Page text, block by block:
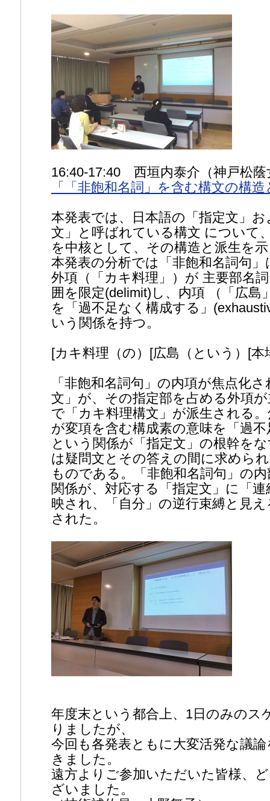
16:40-17:40 西垣内泰介（神戸松蔭
「「非飽和名詞」を含む構文の構
本発表では、日本語の「指定文」
文」と呼ばれている構文 について
を中核として、その構造と派生を
本発表の分析では「非飽和名詞句
外項（「カキ料理」）が 主要部名
囲を限定(delimit)し、内項 （「広島
を「過不足なく構成する」
いう関係を持つ。
[カキ料理（の）[広島（という）[本
「非飽和名詞句」の内項が焦点化
文」が、その指定部を占める外項
で「カキ料理構文」が派生される
が変項を含む構成素の意味を「過
という関係が「指定文」の根幹を
は疑問文とその答えの間に求めら
ものである。「非飽和名詞句」の
関係が、対応する「指定文」に「
映され、「自分」の逆行束縛と見
された。
年度末という都合上、1日のみのス
りましたが、
今回も各発表ともに大変活発な議
きました。
遠方よりご参加いただいた皆様、
ざいました。